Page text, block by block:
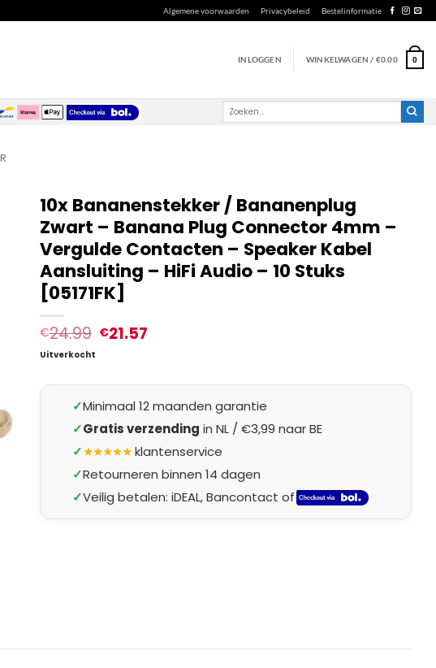
Algemene voorwaarden Privacybeleid Bestelinformatie
INLOGGEN WINKELWAGEN / €0.00 0
Zoeken
10x Bananenstekker / Bananenplug
Zwart – Banana Plug Connector 4mm –
Vergulde Contacten – Speaker Kabel
Aansluiting – HiFi Audio – 10 Stuks
[05171FK]
€24.99 €21.57
Uitverkocht
✓Minimaal 12 maanden garantie
✓Gratis verzending in NL / €3,99 naar BE
✓★★★★★klantenservice
✓Retourneren binnen 14 dagen
✓Veilig betalen: iDEAL, Bancontact of